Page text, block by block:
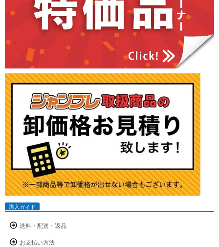
購入ガイド
送料・配送・返品
お支払い方法